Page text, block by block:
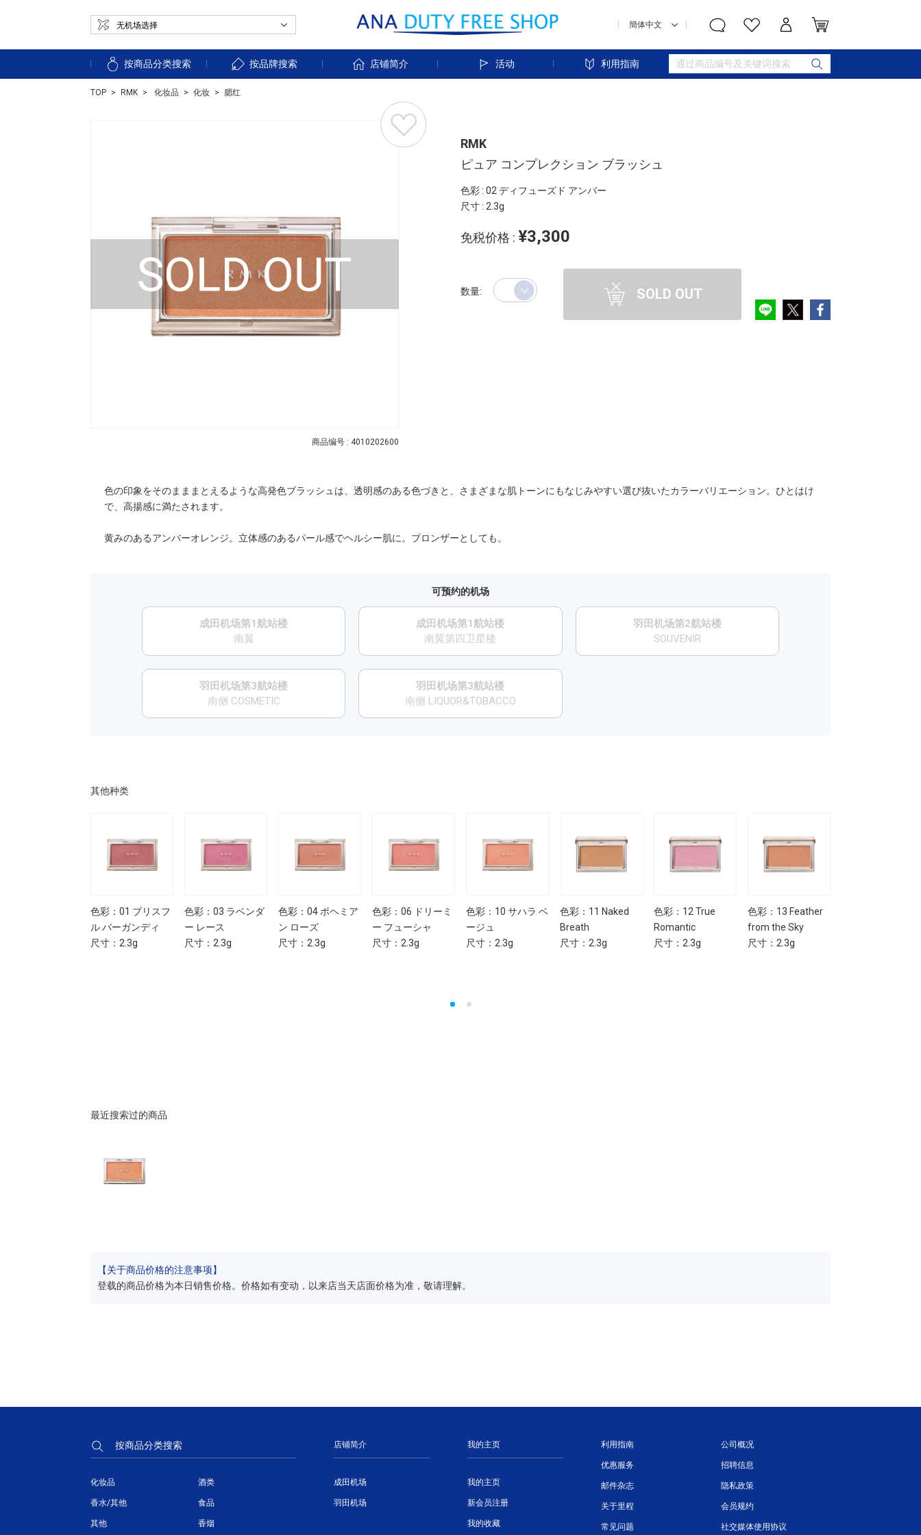
按商品分类搜索 按品牌搜索 店铺简介 活动 利用指南
TOP RMK 化妆品 化妆 腮红
商品编号 : 4010202600
RMK
ピュア コンプレクション ブラッシュ
色彩 : 02 ディフューズド アンバー
尺寸 : 2.3g
免税价格 : ¥3,300
数量: SOLD OUT
色の印象をそのまままとえるような高発色ブラッシュは、透明感のある色づきと、さまざまな肌トーンにもなじみやすい選び抜いたカラーバリエーション。ひとはけ
で、高揚感に満たされます。
黄みのあるアンバーオレンジ。立体感のあるパール感でヘルシー肌に。ブロンザーとしても。
可预约的机场
成田机场第1航站楼
南翼
成田机场第1航站楼
南翼第四卫星楼
​羽田机场第2航站楼
SOUVENIR
羽田机场第3航站楼
南侧 COSMETIC
羽田机场第3航站楼
南侧 LIQUOR&TOBACCO
其他种类
色彩：01 ブリスフ
ル バーガンディ
尺寸：2.3g
色彩：03 ラベンダ
ー レース
尺寸：2.3g
色彩：04 ボヘミア
ン ローズ
尺寸：2.3g
色彩：06 ドリーミ
ー フューシャ
尺寸：2.3g
色彩：10 サハラ ベ
ージュ
尺寸：2.3g
色彩：11 Naked
Breath
尺寸：2.3g
色彩：12 True
Romantic
尺寸：2.3g
色彩：13 Feather
from the Sky
尺寸：2.3g
最近搜索过的商品
【关于商品价格的注意事项】
登载的商品价格为本日销售价格。价格如有变动，以来店当天店面价格为准，敬请理解。
按商品分类搜索
化妆品 酒类
香水/其他 食品
其他 香烟
店铺简介
成田机场
羽田机场
我的主页
我的主页
新会员注册
我的收藏
利用指南
优惠服务
邮件杂志
关于里程
常见问题
公司概况
招聘信息
隐私政策
会员规约
社交媒体使用协议